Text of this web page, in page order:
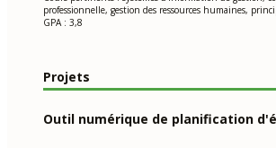
professionnelle, gestion des ressources humaines,
GPA : 3,8
Projets
Outil numérique de planification